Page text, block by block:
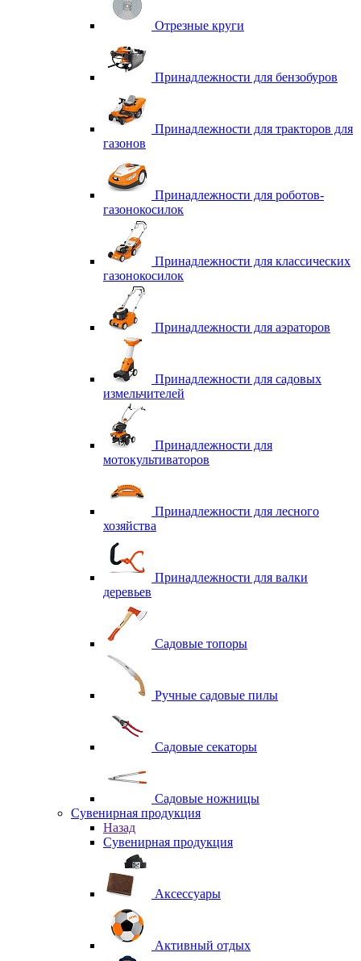
Отрезные круги
Принадлежности для бензобуров
Принадлежности для тракторов для
газонов
Принадлежности для роботов-
газонокосилок
Принадлежности для классических
газонокосилок
Принадлежности для аэраторов
Принадлежности для садовых
измельчителей
Принадлежности для
мотокультиваторов
Принадлежности для лесного
хозяйства
Принадлежности для валки
деревьев
Садовые топоры
Ручные садовые пилы
Садовые секаторы
Садовые ножницы
Сувенирная продукция
Назад
Сувенирная продукция
Аксессуары
Активный отдых